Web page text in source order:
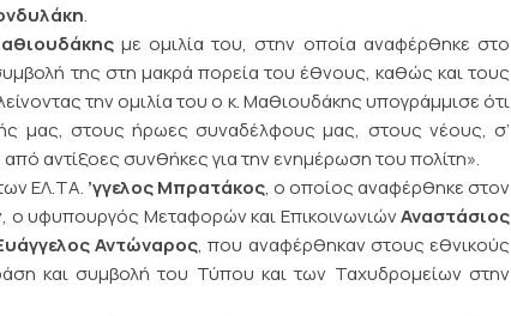
.
με ομιλία του, στην οποία αναφέρθηκε στο
της στη μακρά πορεία του έθνους, καθώς και τους
την ομιλία του ο κ. Μαθιουδάκης υπογράμμισε ότι
μας, στους ήρωες συναδέλφους μας, στους νέους, σ’
αντίξοες συνθήκες για την ενημέρωση του πολίτη».
ΕΛ.ΤΑ. ’γγελος Μπρατάκος, ο οποίος αναφέρθηκε στον
ο υφυπουργός Μεταφορών και ΕπικοινωνιώνΑναστάσιος
Αντώναρος, που αναφέρθηκαν στους εθνικούς
και συμβολή του Τύπου και των Ταχυδρομείων στην